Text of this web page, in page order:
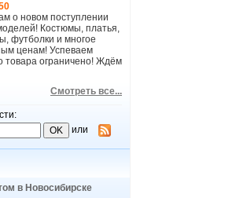
о новом поступлении
Костюмы, платья,
футболки и многое
ценам! Успеваем
товара ограничено! Ждём
Смотреть все...
или
в Новосибирске